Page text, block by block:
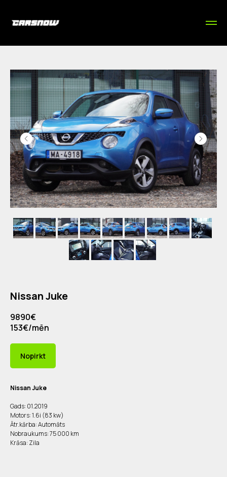
Nissan Juke
9890€
153€/mēn
Nopirkt
Nissan Juke
Gads: 01.2019
Motors: 1.6i (83 kw)
Ātr.kārba: Automāts
Nobraukums: 75 000 km
Krāsa: Zila